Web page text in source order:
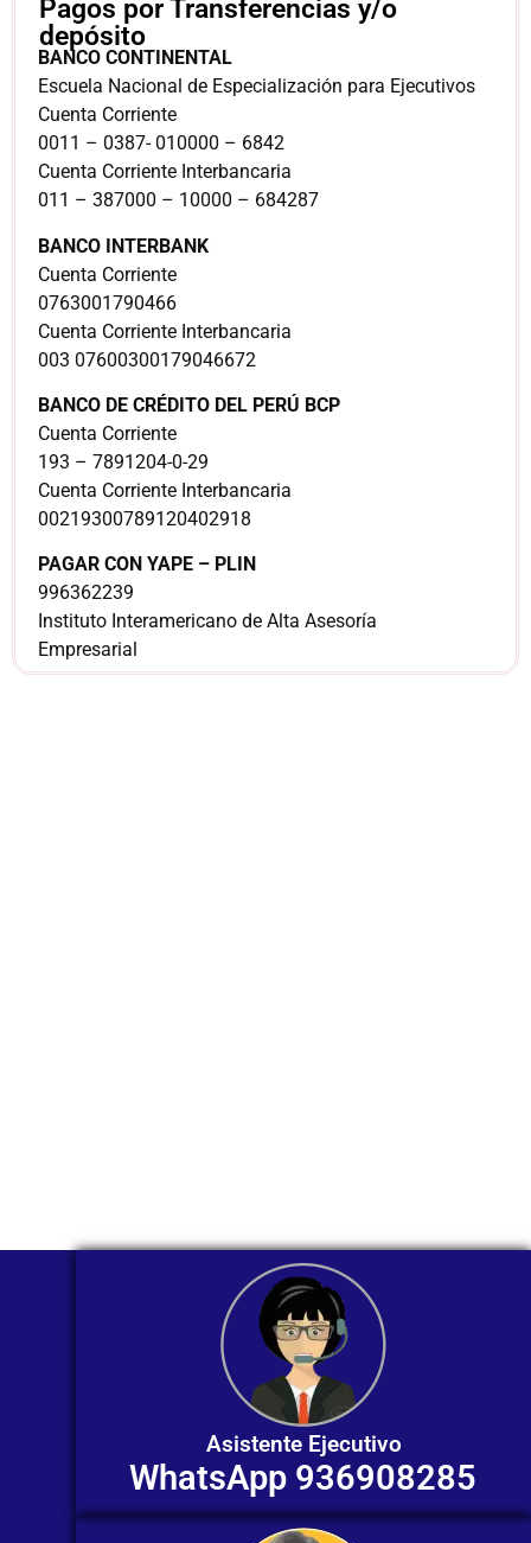
BANCO CONTINENTAL
Escuela Nacional de Especialización para Ejecutivos
Cuenta Corriente
0011 – 0387- 010000 – 6842
Cuenta Corriente Interbancaria
011 – 387000 – 10000 – 684287
BANCO INTERBANK
Cuenta Corriente
0763001790466
Cuenta Corriente Interbancaria
003 07600300179046672
BANCO DE CRÉDITO DEL PERÚ BCP
Cuenta Corriente
193 – 7891204-0-29
Cuenta Corriente Interbancaria
00219300789120402918
PAGAR CON YAPE – PLIN
996362239
Instituto Interamericano de Alta Asesoría
Empresarial
Pagos por Transferencias y/o
depósito
Asistente Ejecutivo
WhatsApp 936908285